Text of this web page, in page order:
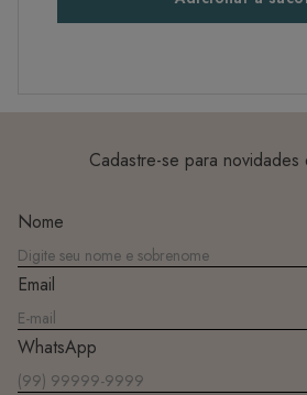
Cadastre-se para
Nome
Email
WhatsApp